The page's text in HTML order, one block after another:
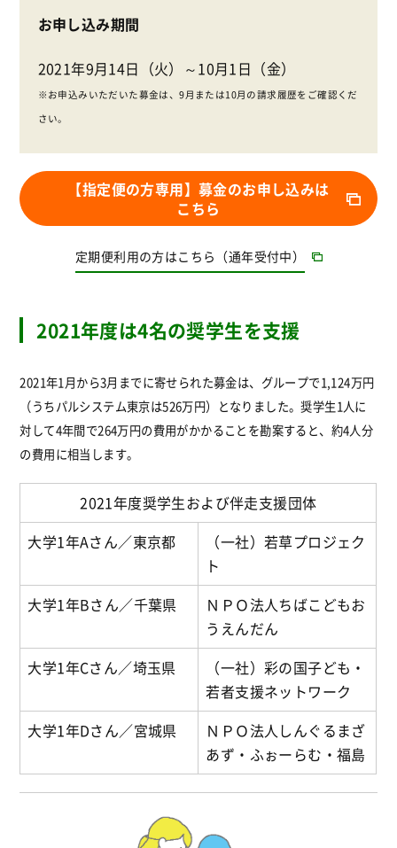
お申し込み期間
2021年9月14日（火）～10月1日（金）
※お申込みいただいた募金は、9月または10月の請求履歴をご確認くだ
さい。
【指定便の方専用】募金のお申し込みは
こちら
定期便利用の方はこちら（通年受付中）
2021年度は4名の奨学生を支援
2021年1月から3月までに寄せられた募金は、グループで1,124万円
（うちパルシステム東京は526万円）となりました。奨学生1人に
対して4年間で264万円の費用がかかることを勘案すると、約4人分
の費用に相当します。
2021年度奨学生および伴走支援団体
大学1年Aさん／東京都
（一社）若草プロジェク
ト
大学1年Bさん／千葉県
ＮＰＯ法人ちばこどもお
うえんだん
大学1年Cさん／埼玉県
（一社）彩の国子ども・
若者支援ネットワーク
大学1年Dさん／宮城県
ＮＰＯ法人しんぐるまざ
あず・ふぉーらむ・福島